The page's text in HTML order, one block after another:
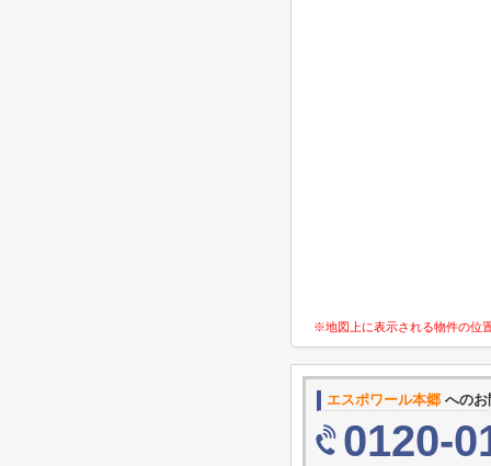
※地図上に表示される物件の位
エスポワール本郷 への
0120-